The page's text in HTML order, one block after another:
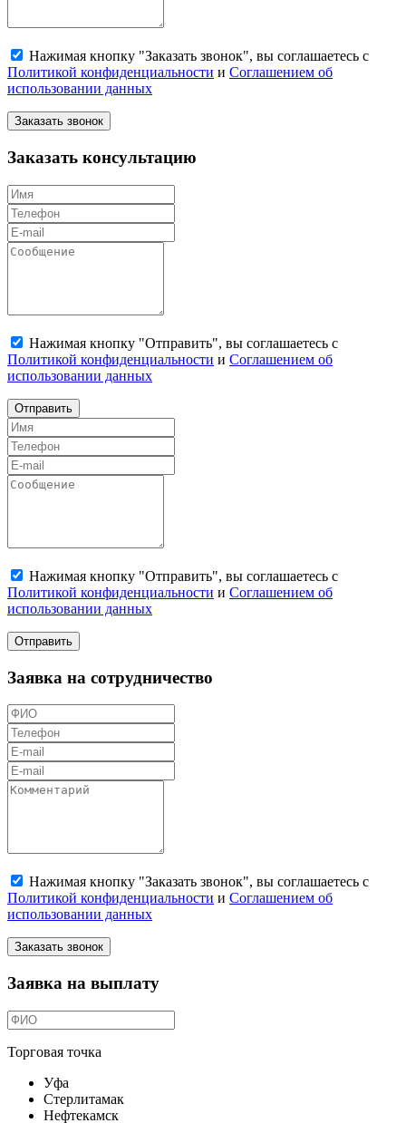
Нажимая кнопку "Заказать звонок", вы соглашаетесь с
Политикой конфиденциальности и Соглашением об
использовании данных
Заказать звонок
Заказать консультацию
Нажимая кнопку "Отправить", вы соглашаетесь с
Политикой конфиденциальности и Соглашением об
использовании данных
Отправить
Нажимая кнопку "Отправить", вы соглашаетесь с
Политикой конфиденциальности и Соглашением об
использовании данных
Отправить
Заявка на сотрудничество
Нажимая кнопку "Заказать звонок", вы соглашаетесь с
Политикой конфиденциальности и Соглашением об
использовании данных
Заказать звонок
Заявка на выплату
Торговая точка
Уфа
Стерлитамак
Нефтекамск